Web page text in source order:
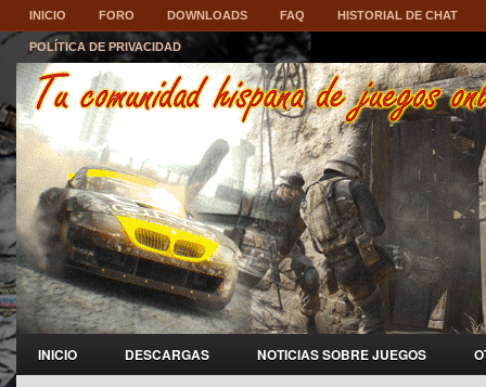
INICIO FORO DOWNLOADS FAQ HISTORIAL DE CHAT
POLÍTICA DE PRIVACIDAD
INICIO DESCARGAS NOTICIAS SOBRE JUEGOS